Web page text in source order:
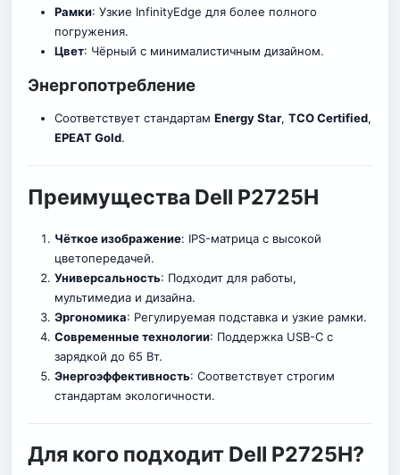
Рамки: Узкие InfinityEdge для более полного
погружения.
Цвет: Чёрный с минималистичным дизайном.
Энергопотребление
Соответствует стандартам Energy Star, TCO Certified,
EPEAT Gold.
Преимущества Dell P2725H
Чёткое изображение: IPS-матрицас высокой
цветопередачей.
Универсальность: Подходит для работы,
мультимедиа и дизайна.
Эргономика: Регулируемая подставка и узкие рамки.
Современные технологии: Поддержка USB-C с
зарядкой до 65 Вт.
Энергоэффективность: Соответствует строгим
стандартам экологичности.
Для кого подходит Dell P2725H?